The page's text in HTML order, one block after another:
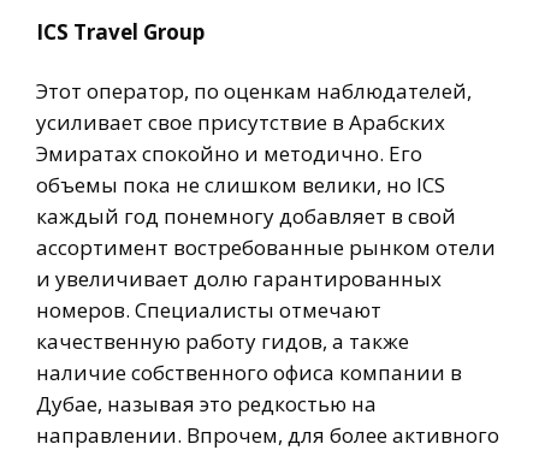
ICS Travel Group
Этот оператор, по оценкам наблюдателей,
усиливает свое присутствие в Арабских
Эмиратах спокойно и методично. Его
объемы пока не слишком велики, но ICS
каждый год понемногу добавляет в свой
ассортимент востребованные рынком отели
и увеличивает долю гарантированных
номеров. Специалисты отмечают
качественную работу гидов, а также
наличие собственного офиса компании в
Дубае, называя это редкостью на
направлении. Впрочем, для более активного